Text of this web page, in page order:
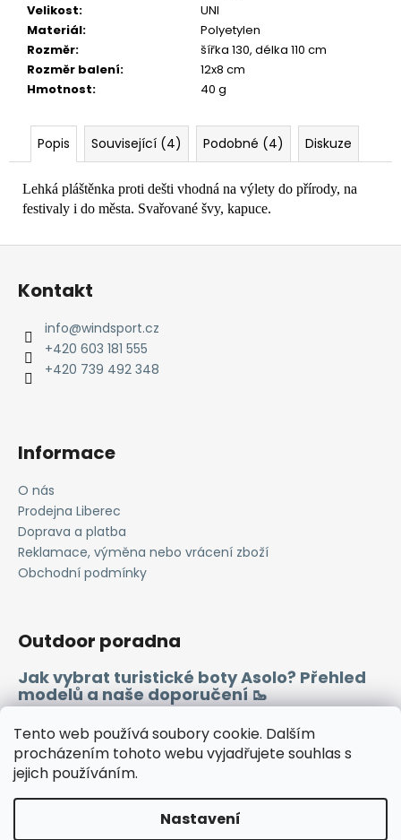
Tento web používá soubory cookie. Dalším
procházením tohoto webu vyjadřujete souhlas s
jejich používáním.
Nastavení
Velikost:
UNI
Materiál:
Polyetylen
Rozměr:
šířka 130, délka 110 cm
Rozměr balení:
12x8 cm
Hmotnost: 40 g
Popis Související (4) Podobné (4) Diskuze
Lehká pláštěnka proti dešti vhodná na výlety do přírody, na
festivaly i do města. Svařované švy, kapuce.
u
č
u
e
Z
Kontakt
info@windsport.cz
+420 603 181 555
+420 739 492 348
Informace
O nás
Prodejna Liberec
Doprava a platba
Reklamace, výměna nebo vrácení zboží
Obchodní podmínky
Outdoor poradna
Jak vybrat turistické boty Asolo? Přehled
modelů a naše doporučení 🥾